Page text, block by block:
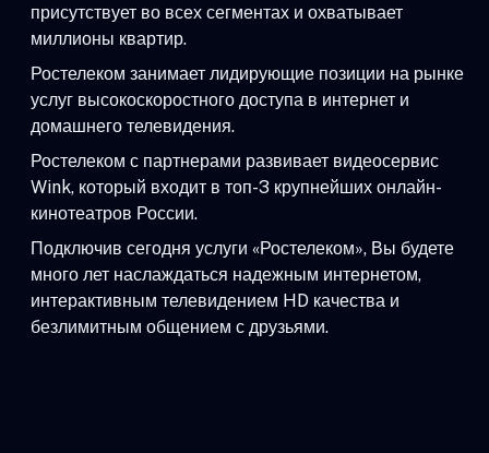
присутствует во всех сегментах и охватывает
миллионы квартир.
Ростелеком занимает лидирующие позиции на рынке
услуг высокоскоростного доступа в интернет и
домашнего телевидения.
Ростелеком с партнерами развивает видеосервис
Wink, который входит в топ-3 крупнейших онлайн-
кинотеатров России.
Подключив сегодня услуги «Ростелеком», Вы будете
много лет наслаждаться надежным интернетом,
интерактивным телевидением HD качества и
безлимитным общением с друзьями.